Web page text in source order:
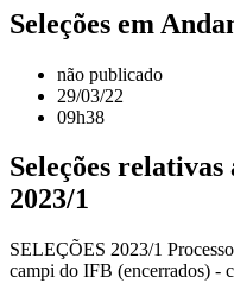
Seleções em
não publicado
29/03/22
09h38
Seleções relativas
2023/1
SELEÇÕES 2023/1
campi do IFB (encerrados) -